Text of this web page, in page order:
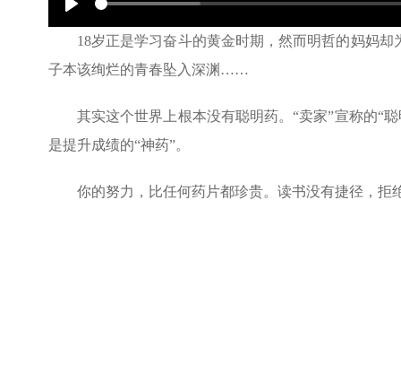
Play
18岁正是学习奋斗的黄金时期，然而明哲的妈妈
子本该绚烂的青春坠入深渊……
其实这个世界上根本没有聪明药。“卖家”宣称的“
是提升成绩的“神药”。
你的努力，比任何药片都珍贵。读书没有捷径，拒